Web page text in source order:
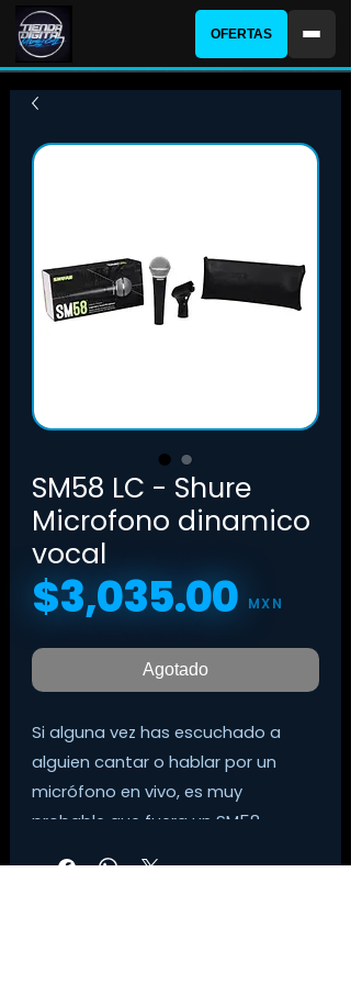
OFERTAS
SM58 LC - Shure
Microfono dinamico
vocal
$3,035.00 MXN
Agotado
Si alguna vez has escuchado a
alguien cantar o hablar por un
micrófono en vivo, es muy
probable que fuera un SM58.